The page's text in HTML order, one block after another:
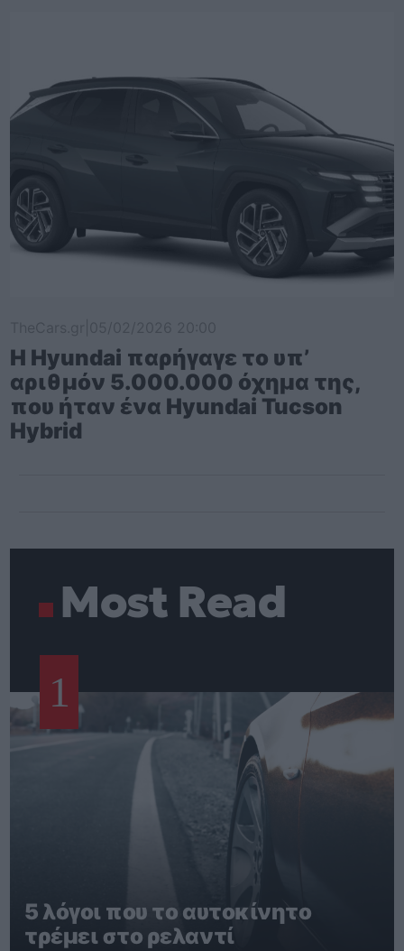
Η Hyundai παρήγαγε το υπ’
αριθμόν 5.000.000 όχημα της,
που ήταν ένα Hyundai Tucson
Hybrid
Most Read
1
5 λόγοι που το αυτοκίνητο
τρέμει στο ρελαντί